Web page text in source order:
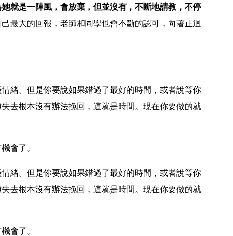
就是一陣風，會放棄，但並沒有，不斷地請教，不停
最大的回報，老師和同學也會不斷的認可，向著正迴
緒。但是你要說如果錯過了最好的時間，或者說等你
去根本沒有辦法挽回，這就是時間。現在你要做的就
會了。
緒。但是你要說如果錯過了最好的時間，或者說等你
去根本沒有辦法挽回，這就是時間。現在你要做的就
會了。